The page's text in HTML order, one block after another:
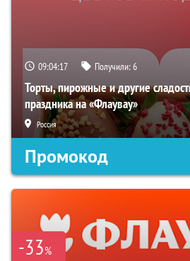
09:04:16 Получили:6
Торты, пирожные и другие
праздника на «Флаувау»
Россия
Промокод
-33%